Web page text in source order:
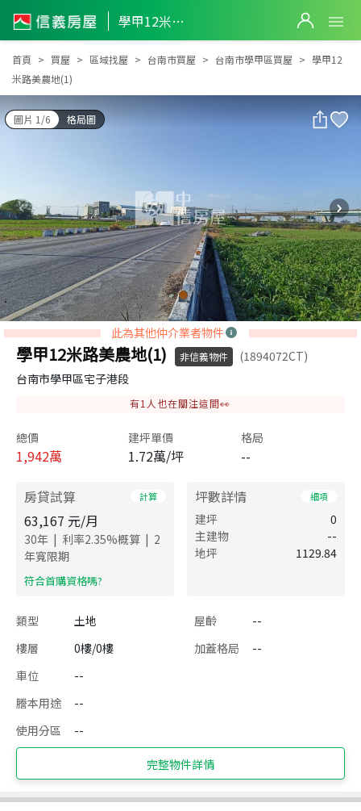
學甲12米路美農地(1)
學甲12米路美農地(1)
首頁 買屋 區域找屋 台南市買屋 台南市學甲區買屋
學甲12
米路美農地(1)
圖片 1/6 格局圖
此為其他仲介業者物件
學甲12米路美農地(1) 非信義物件
(1894072CT)
台南市學甲區宅子港段
有1 人也在關注這間👀
總價
1,942萬
建坪單價
1.72萬/坪
格局
--
房貸試算 計算
63,167 元/月
30年 | 利率2.35%概算 | 2
年寬限期
​符合首購資格嗎?
坪數詳情 細項
建坪
0
主建物
--
地坪
1129.84
類型 土地 屋齡
--
樓層
0樓/0樓 加蓋格局
--
車位
--
謄本用途
--
使用分區
--
完整物件詳情